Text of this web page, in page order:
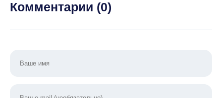
Комментарии (0)